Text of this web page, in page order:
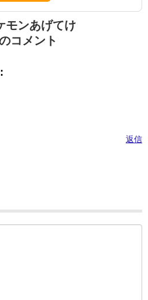
モンあげてけ
コメント
返信